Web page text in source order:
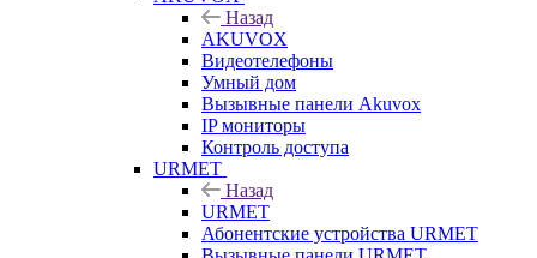
Назад
AKUVOX
Видеотелефоны
Умный дом
Вызывные панели Akuvox
IP мониторы
Контроль доступа
URMET
Назад
URMET
Абонентские устройства URMET